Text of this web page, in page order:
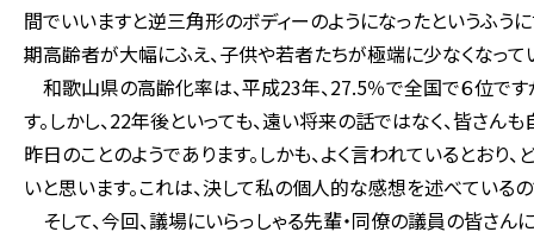
間でいいますと逆三角形のボディーのようになったというふう
期高齢者が大幅にふえ、子供や若者たちが極端に少なくなって
和歌山県の高齢化率は、平成23年、27.5％で全国で６位で
す。しかし、22年後といっても、遠い将来の話ではなく、皆さ
昨日のことのようであります。しかも、よく言われているとお
いと思います。これは、決して私の個人的な感想を述べている
そして、今回、議場にいらっしゃる先輩・同僚の議員の皆さ